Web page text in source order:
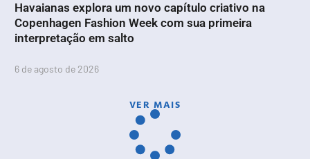
Havaianas explora um novo capítulo criativo na
Copenhagen Fashion Week com sua primeira
interpretação em salto
6 de agosto de 2026
VER MAIS